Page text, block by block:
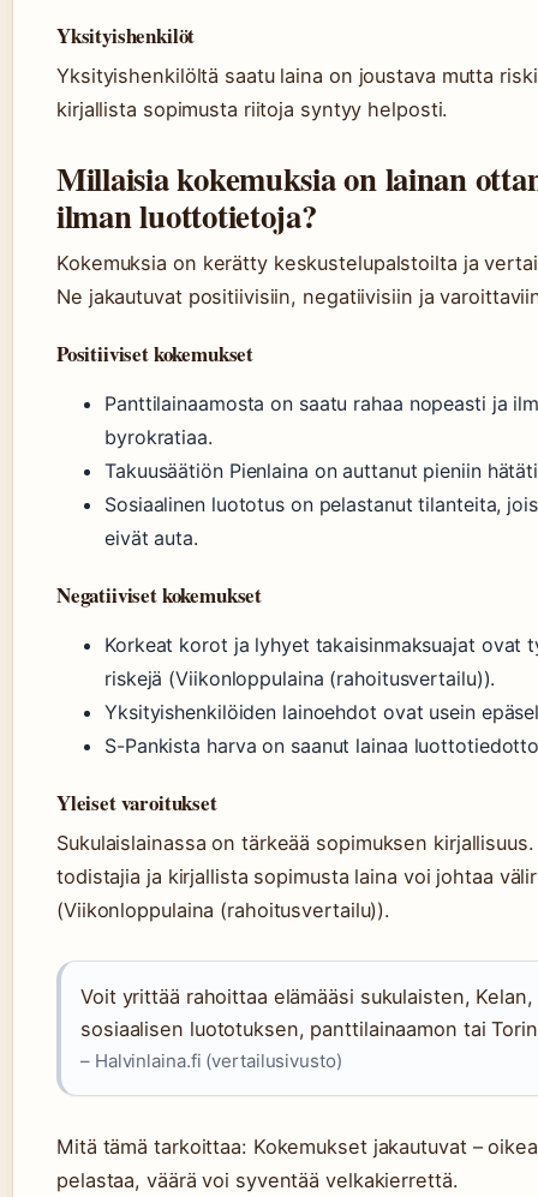
Yksityishenkilöt
Yksityishenkilöltä saatu laina on joustava mutta
kirjallista sopimusta riitoja syntyy helposti.
Millaisia kokemuksia on lainan
ilman luottotietoja?
Kokemuksia on kerätty keskustelupalstoilta ja
Ne jakautuvat positiivisiin, negatiivisiin ja
Positiiviset kokemukset
Panttilainaamosta on saatu rahaa nopeasti ja
byrokratiaa.
Takuusäätiön Pienlaina on auttanut pieniin
Sosiaalinen luototus on pelastanut tilanteita,
eivät auta.
Negatiiviset kokemukset
Korkeat korot ja lyhyet takaisinmaksuajat ovat
riskejä (Viikonloppulaina (rahoitusvertailu)).
Yksityishenkilöiden lainoehdot ovat usein
S-Pankista harva on saanut lainaa
Yleiset varoitukset
Sukulaislainassa on tärkeää sopimuksen kirjallisuus.
todistajia ja kirjallista sopimusta laina voi johtaa
(Viikonloppulaina (rahoitusvertailu)).
Voit yrittää rahoittaa elämääsi sukulaisten, Kelan,
sosiaalisen luototuksen, panttilainaamon tai
– Halvinlaina.fi (vertailusivusto)
Mitä tämä tarkoittaa: Kokemukset jakautuvat –
pelastaa, väärä voi syventää velkakierrettä.